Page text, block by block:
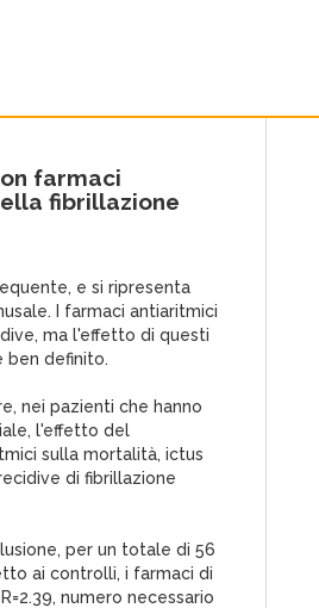
farmaci
fibrillazione
e si ripresenta
I farmaci antiaritmici
ma l'effetto di questi
ben definito.
nei pazienti che hanno
l'effetto del
sulla mortalità, ictus
di fibrillazione
per un totale di 56
ai controlli, i farmaci di
numero necessario